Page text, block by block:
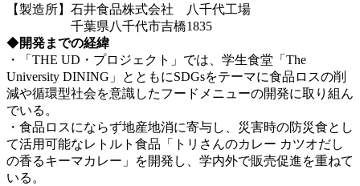
【製造所】石井食品株式会社 八千代工場
千葉県八千代市吉橋1835
◆開発までの経緯
・「THE UD・プロジェクト」では、学生食堂「The
University DINING」とともにSDGsをテーマに食品ロスの削
減や循環型社会を意識したフードメニューの開発に取り組ん
でいる。
・食品ロスにならず地産地消に寄与し、災害時の防災食とし
て活用可能なレトルト食品「トリさんのカレー カツオだし
の香るキーマカレー」を開発し、学内外で販売促進を重ねて
いる。